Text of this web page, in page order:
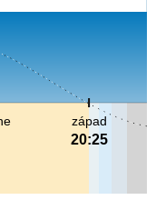
západ
20:25